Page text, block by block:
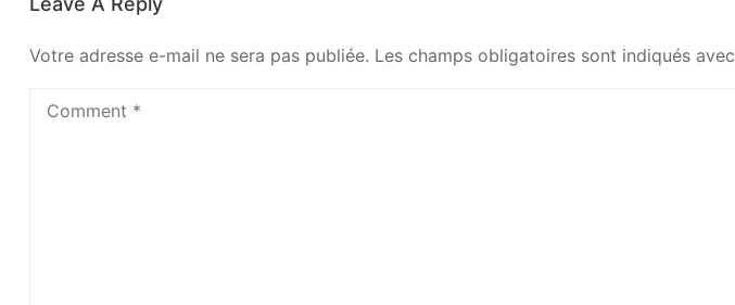
Votre adresse e-mail ne sera pas publiée. Les champs obligatoires sont indiqués avec